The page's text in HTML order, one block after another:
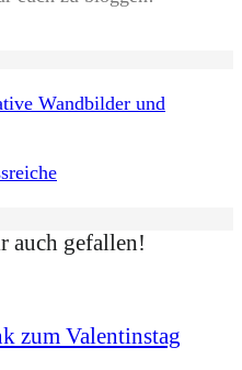
Wandbilder und
auch gefallen!
zum Valentinstag